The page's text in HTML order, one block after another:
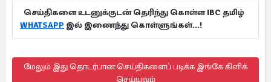
செய்திகளை உடனுக்குடன் தெரிந்து கொள்ள IBC தமிழ்
WHATSAPP இல் இணைந்து கொள்ளுங்கள்...!
மேலும் இது தொடர்பான செய்திகளைப் படிக்க இங்கே கிளிக்
செய்யவும்